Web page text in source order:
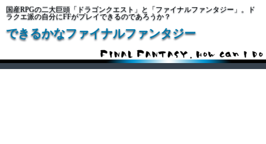
国産RPGの二大巨頭「ドラゴンクエスト」と「ファイナルファンタジー」。ド
ラクエ派の自分にFFがプレイできるのであろうか？
できるかなファイナルファンタジー